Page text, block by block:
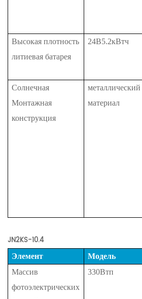
Высокая плотность
литиевая батарея
24В5.2кВтч
Солнечная
Монтажная
конструкция
металлический
материал
JN2KS-10.4
Элемент Модель
Массив
фотоэлектрических
330Втп